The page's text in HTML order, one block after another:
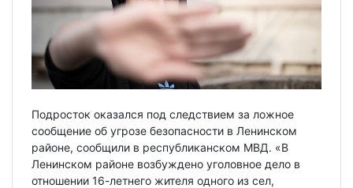
Подросток оказался под следствием за ложное
сообщение об угрозе безопасности в Ленинском
районе, сообщили в республиканском МВД. «В
Ленинском районе возбуждено уголовное дело в
отношении 16-летнего жителя одного из сел,